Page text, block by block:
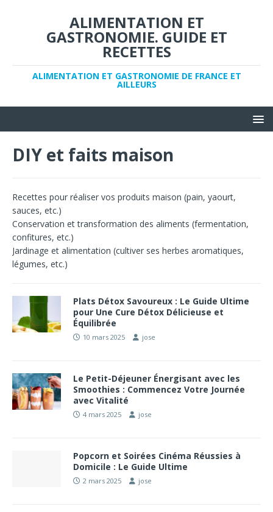
ALIMENTATION ET
GASTRONOMIE. GUIDE ET
RECETTES
ALIMENTATION ET GASTRONOMIE DE FRANCE ET
AILLEURS
DIY et faits maison
Recettes pour réaliser vos produits maison (pain, yaourt,
sauces, etc.)
Conservation et transformation des aliments (fermentation,
confitures, etc.)
Jardinage et alimentation (cultiver ses herbes aromatiques,
légumes, etc.)
Plats Détox Savoureux : Le Guide Ultime
pour Une Cure Détox Délicieuse et
Équilibrée
10 mars 2025 jose
Le Petit-Déjeuner Énergisant avec les
Smoothies : Commencez Votre Journée
avec Vitalité
4 mars 2025 jose
Popcorn et Soirées Cinéma Réussies à
Domicile : Le Guide Ultime
2 mars 2025 jose